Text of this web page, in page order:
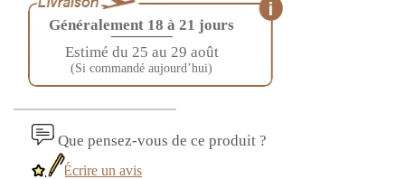
Généralement 18 à 21 jours
————
Estimé du 25 au 29 août
(Si commandé aujourd’hui)
Que pensez-vous de ce produit ?
Écrire un avis